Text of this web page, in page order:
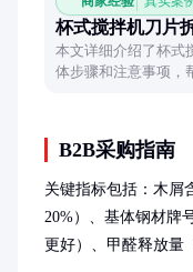
杯式搅拌机刀片
本文详细介绍了杯式
体步骤和注意事项，
B2B采购指南
关键指标包括：木屑
20%）、基体钢材牌
更好）、甲醛释放量